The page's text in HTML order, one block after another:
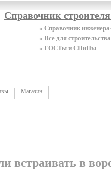
Справочник
» Справочник
» Все для строительства
» ГОСТы и СНиПы
Магазин
встраивать в